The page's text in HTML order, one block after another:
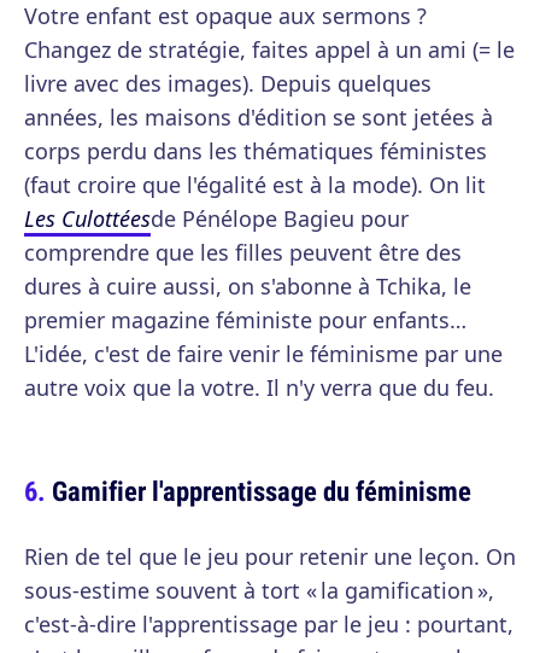
Votre enfant est opaque aux sermons ?
Changez de stratégie, faites appel à un ami (= le
livre avec des images). Depuis quelques
années, les maisons d'édition se sont jetées à
corps perdu dans les thématiques féministes
(faut croire que l'égalité est à la mode). On lit
Les Culottéesde Pénélope Bagieu pour
comprendre que les filles peuvent être des
dures à cuire aussi, on s'abonne à Tchika, le
premier magazine féministe pour enfants…
L'idée, c'est de faire venir le féminisme par une
autre voix que la votre. Il n'y verra que du feu.
Gamifier l'apprentissage du féminisme
Rien de tel que le jeu pour retenir une leçon. On
sous-estime souvent à tort « la gamification »,
c'est-à-dire l'apprentissage par le jeu : pourtant,